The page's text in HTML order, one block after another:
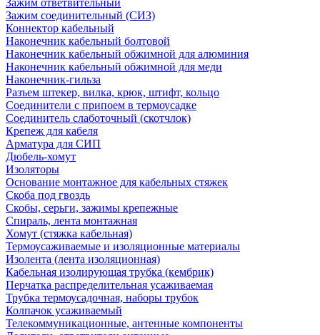
Зажим ответвительный
Зажим соединительный (СИЗ)
Коннектор кабельный
Наконечник кабельный болтовой
Наконечник кабельный обжимной для алюминия
Наконечник кабельный обжимной для меди
Наконечник-гильза
Разъем штекер, вилка, крюк, штифт, кольцо
Соединители с припоем в термоусадке
Соединитель слаботочный (скотчлок)
Крепеж для кабеля
Арматура для СИП
Дюбель-хомут
Изоляторы
Основание монтажное для кабельных стяжек
Скоба под гвоздь
Скобы, серьги, зажимы крепежные
Спираль, лента монтажная
Хомут (стяжка кабельная)
Термоусаживаемые и изоляционные материалы
Изолента (лента изоляционная)
Кабельная изолирующая трубка (кембрик)
Перчатка распределительная усаживаемая
Трубка термоусадочная, наборы трубок
Колпачок усаживаемый
Телекоммуникационные, антенные компоненты